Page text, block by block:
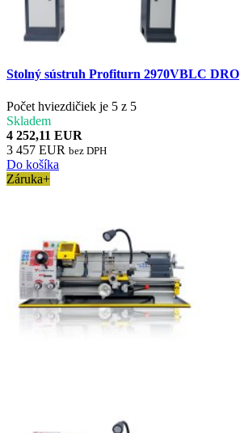
Stolný sústruh Profiturn 2970VBLC DRO
Počet hviezdičiek je 5 z 5
Skladem
4 252,11 EUR
3 457 EUR bez DPH
Do košíka
Záruka+